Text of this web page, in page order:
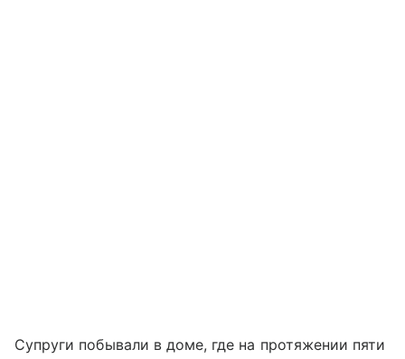
Супруги побывали в доме, где на протяжении пяти